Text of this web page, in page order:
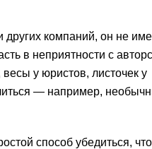
компаний, он не
в неприятности с
у юристов, листочек у
— например,
способ убедиться,